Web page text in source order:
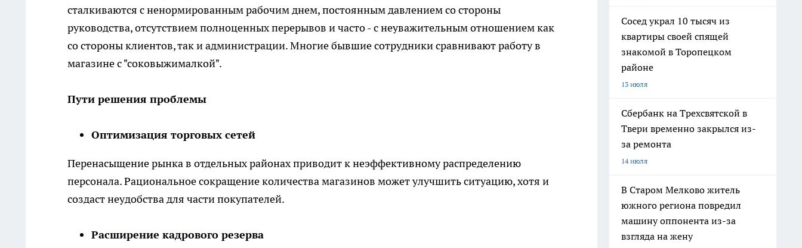
сталкиваются с ненормированным рабочим днем, постоянным давлением со стороны
руководства, отсутствием полноценных перерывов и часто - с неуважительным отношением как
со стороны клиентов, так и администрации. Многие бывшие сотрудники сравнивают работу в
магазине с "соковыжималкой".
Пути решения проблемы
Оптимизация торговых сетей
Перенасыщение рынка в отдельных районах приводит к неэффективному распределению
персонала. Рациональное сокращение количества магазинов может улучшить ситуацию, хотя и
создаст неудобства для части покупателей.
Расширение кадрового резерва
Сосед украл 10 тысяч из
квартиры своей спящей
знакомой в Торопецком
районе
13 июля
Сбербанк на Трехсвятской в
Твери временно закрылся из-
за ремонта
14 июля
В Старом Мелково житель
южного региона повредил
машину оппонента из-за
взгляда на жену